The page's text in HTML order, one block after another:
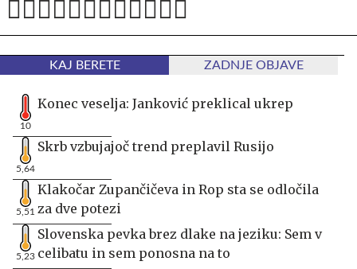
KAJ BERETE ZADNJE OBJAVE
10
Konec veselja: Janković preklical ukrep
5,64
Skrb vzbujajoč trend preplavil Rusijo
5,51
Klakočar Zupančičeva in Rop sta se odločila
za dve potezi
5,23
Slovenska pevka brez dlake na jeziku: Sem v
celibatu in sem ponosna na to